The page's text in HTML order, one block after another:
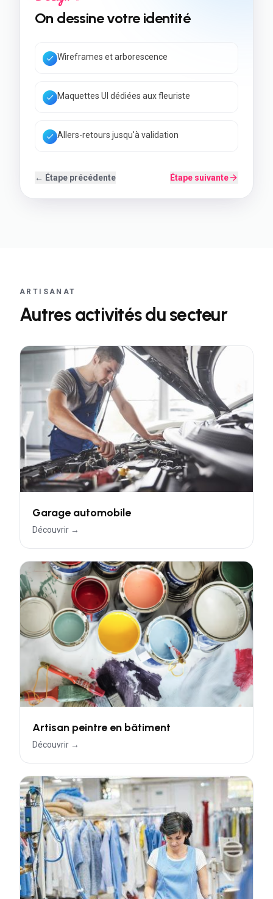
On construit votre site
Code rapide & Core Web Vitals
SEO local + données structurées
Back-office simple à utiliser
← Étape précédente Étape suivante
ARTISANAT
Autres activités du secteur
Garage automobile
Découvrir →
Artisan peintre en bâtiment
Découvrir →